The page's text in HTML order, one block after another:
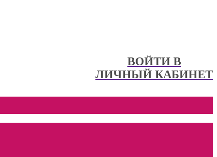
ВОЙТИ В
ЛИЧНЫЙ КАБИНЕТ